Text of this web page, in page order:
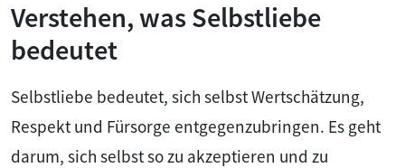
Verstehen, was Selbstliebe
bedeutet
Selbstliebe bedeutet, sich selbst Wertschätzung,
Respekt und Fürsorge entgegenzubringen. Es geht
darum, sich selbst so zu akzeptieren und zu